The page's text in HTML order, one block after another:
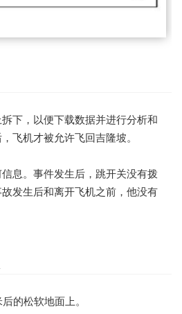
下，以便下载数据并进行分析和
飞机才被允许飞回吉隆坡。
息。事件发生后，跳开关没有拨
发生后和离开飞机之前，他没有
的松软地面上。